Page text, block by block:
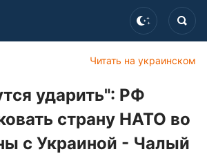
Читать на украинском
ударить": РФ
страну НАТО во
с Украиной - Чалый